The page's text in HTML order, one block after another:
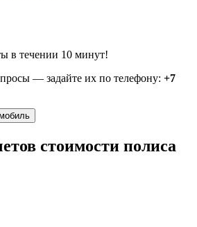
в течении 10 минут!
— задайте их по телефону: +7
стоимости полиса